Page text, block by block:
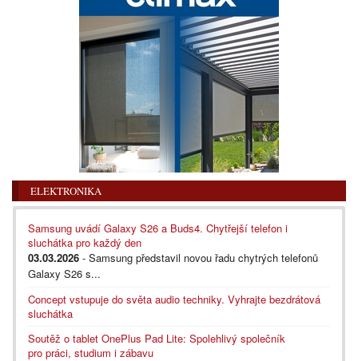
ELEKTRONIKA
Samsung uvádí Galaxy S26 a Buds4. Chytřejší telefon i
sluchátka pro každý den
03.03.2026 - Samsung představil novou řadu chytrých telefonů
Galaxy S26 s...
Concept vstupuje do světa audio techniky. Vyhrajte bezdrátová
sluchátka
Soutěž o tablet OnePlus Pad Lite: Spolehlivý společník
pro práci, studium i zábavu